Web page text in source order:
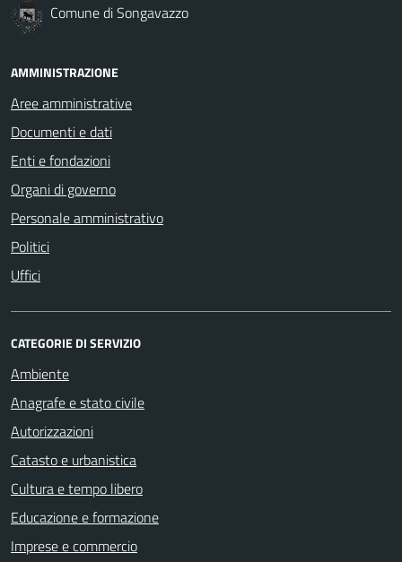
Comune di Songavazzo
AMMINISTRAZIONE
Aree amministrative
Documenti e dati
Enti e fondazioni
Organi di governo
Personale amministrativo
Politici
Uffici
CATEGORIE DI SERVIZIO
Ambiente
Anagrafe e stato civile
Autorizzazioni
Catasto e urbanistica
Cultura e tempo libero
Educazione e formazione
Imprese e commercio